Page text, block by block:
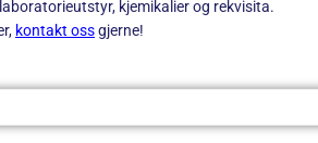
kjemikalier og rekvisita.
kontakt ossgjerne!